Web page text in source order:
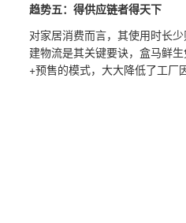
趋势五：得供应链者得天下
对家居消费而言，其使用时长
建物流是其关键要诀，盒马鲜
+预售的模式，大大降低了工厂